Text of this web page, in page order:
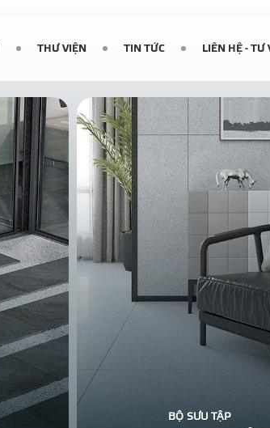
THƯ VIỆN TIN TỨC LIÊN HỆ - TƯ
BỘ SƯU TẬP